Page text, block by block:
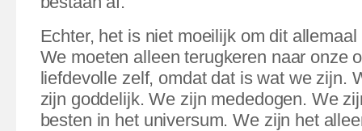
Echter, het is niet moeilijk om dit
We moeten alleen terugkeren naar onze
liefdevolle zelf, omdat dat is wat we zijn.
zijn goddelijk. We zijn mededogen. We
besten in het universum. We zijn het